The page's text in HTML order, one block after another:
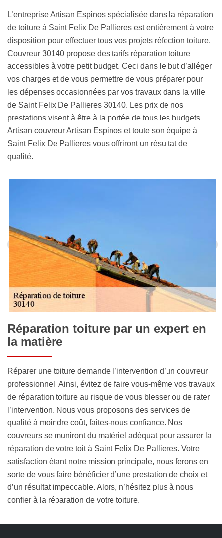
L’entreprise Artisan Espinos spécialisée dans la réparation
de toiture à Saint Felix De Pallieres est entièrement à votre
disposition pour effectuer tous vos projets réfection toiture.
Couvreur 30140 propose des tarifs réparation toiture
accessibles à votre petit budget. Ceci dans le but d’alléger
vos charges et de vous permettre de vous préparer pour
les dépenses occasionnées par vos travaux dans la ville
de Saint Felix De Pallieres 30140. Les prix de nos
prestations visent à être à la portée de tous les budgets.
Artisan couvreur Artisan Espinos et toute son équipe à
Saint Felix De Pallieres vous offriront un résultat de
qualité.
Réparation toiture par un expert en
la matière
Réparer une toiture demande l’intervention d’un couvreur
professionnel. Ainsi, évitez de faire vous-même vos travaux
de réparation toiture au risque de vous blesser ou de rater
l’intervention. Nous vous proposons des services de
qualité à moindre coût, faites-nous confiance. Nos
couvreurs se muniront du matériel adéquat pour assurer la
réparation de votre toit à Saint Felix De Pallieres. Votre
satisfaction étant notre mission principale, nous ferons en
sorte de vous faire bénéficier d’une prestation de choix et
d’un résultat impeccable. Alors, n’hésitez plus à nous
confier à la réparation de votre toiture.